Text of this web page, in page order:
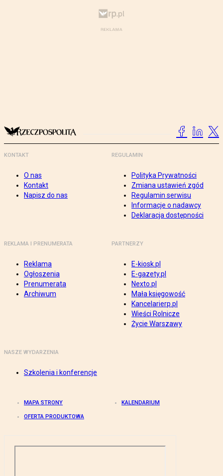
KONTAKT
O nas
Kontakt
Napisz do nas
REGULAMIN
Polityka Prywatności
Zmiana ustawień zgód
Regulamin serwisu
Informacje o nadawcy
Deklaracja dostępności
REKLAMA I PRENUMERATA
Reklama
Ogłoszenia
Prenumerata
Archiwum
PARTNERZY
E-kiosk.pl
E-gazety.pl
Nexto.pl
Mała księgowość
Kancelarierp.pl
Wieści Rolnicze
Życie Warszawy
NASZE WYDARZENIA
Szkolenia i konferencje
MAPA STRONY KALENDARIUM
OFERTA PRODUKTOWA